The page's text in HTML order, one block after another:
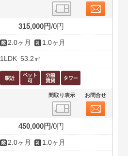
315,000円 0円
2.0ヶ月 1.0ヶ月
1LDK 53.2㎡
間取り表示 お問合せ
450,000円 0円
2.0ヶ月 1.0ヶ月